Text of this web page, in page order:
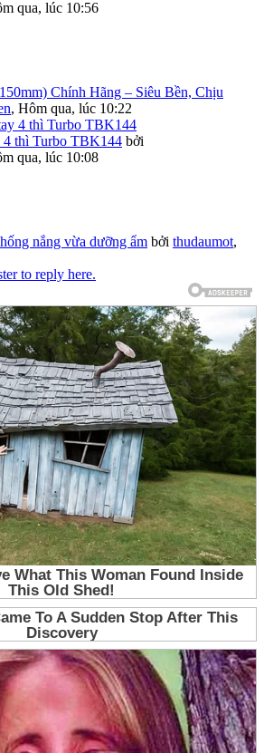
qua, lúc 10:56
Chính Hãng – Siêu Bền, Chịu
, Hôm qua, lúc 10:22
4 thì Turbo TBK144 bởi
qua, lúc 10:08
nắng vừa dưỡng ẩm bởi thudaumot,
to reply here.